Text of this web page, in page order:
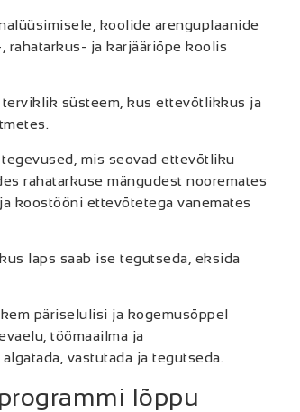
koolide arenguplaanide
ja karjääriõpe koolis
süsteem, kus ettevõtlikkus ja
mis seovad ettevõtliku
rahatarkuse mängudest nooremates
koostööni ettevõtetega vanemates
laps saab ise tegutseda, eksida
päriselulisi ja kogemusõppel
töömaailma ja
vastutada ja tegutseda.
lõppu